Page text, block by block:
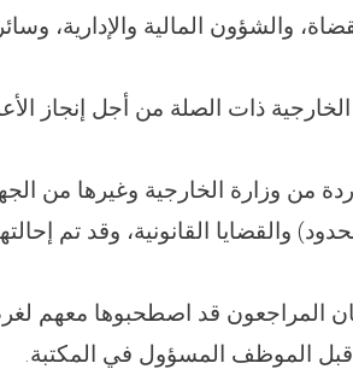
والشؤون المالية والإدارية،
الجهات الخارجية ذات الصلة من أجل إنجاز
الواردة من وزارة الخارجية وغيرها من
والقضايا القانونية، وقد تم
التي كان المراجعون قد اصطحبوها معهم
قبل الموظف المسؤول في المكتبة.